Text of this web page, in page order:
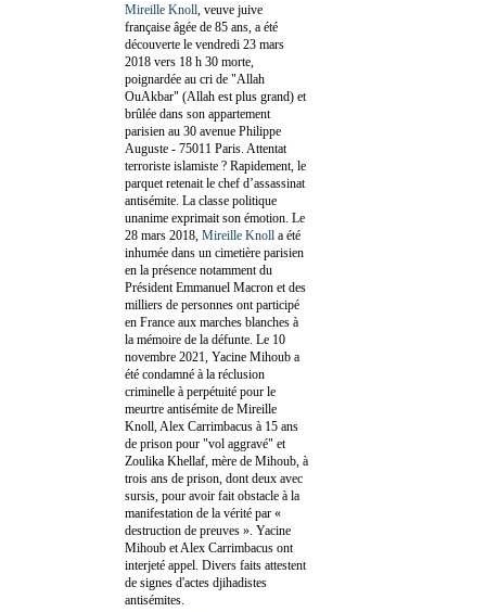
Mireille Knoll , veuve juive
française âgée de 85 ans, a été
découverte le vendredi 23 mars
2018 vers 18 h 30 morte,
poignardée au cri de "Allah
OuAkbar" (Allah est plus grand) et
brûlée dans son appartement
parisien au 30 avenue Philippe
Auguste - 75011 Paris. Attentat
terroriste islamiste ? Rapidement, le
parquet retenait le chef d’assassinat
antisémite. La classe politique
unanime exprimait son émotion. Le
28 mars 2018, Mireille Knoll a été
inhumée dans un cimetière parisien
en la présence notamment du
Président Emmanuel Macron et des
milliers de personnes ont participé
en France aux marches blanches à
la mémoire de la défunte. Le 10
novembre 2021, Yacine Mihoub a
été condamné à la réclusion
criminelle à perpétuité pour le
meurtre antisémite de Mireille
Knoll, Alex Carrimbacus à 15 ans
de prison pour "vol aggravé" et
Zoulika Khellaf, mère de Mihoub, à
trois ans de prison, dont deux avec
sursis, pour avoir fait obstacle à la
manifestation de la vérité par «
destruction de preuves ». Yacine
Mihoub et Alex Carrimbacus ont
interjeté appel. Divers faits attestent
de signes d'actes djihadistes
antisémites.